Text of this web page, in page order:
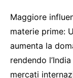
Maggiore
materie prime:
aumenta la
rendendo
mercati